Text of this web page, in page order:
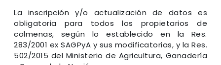
La inscripción y/o actualización de datos es
obligatoria para todos los propietarios de
colmenas, según lo establecido en la Res.
283/2001 ex SAGPyA y sus modificatorias, y la Res.
502/2015 del Ministerio de Agricultura, Ganadería